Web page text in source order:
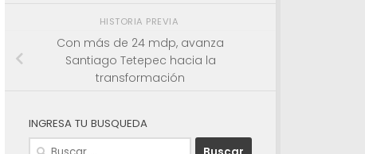
HISTORIA PREVIA
Con más de 24 mdp, avanza
Santiago Tetepec hacia la
transformación
INGRESA TU BUSQUEDA
Buscar: